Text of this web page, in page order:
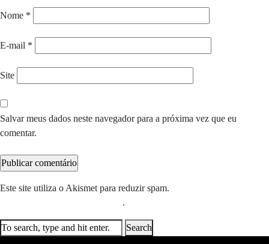
Nome *
E-mail *
Site
Salvar meus dados neste navegador para a próxima vez que eu
comentar.
Este site utiliza o Akismet para reduzir spam.
.
Search